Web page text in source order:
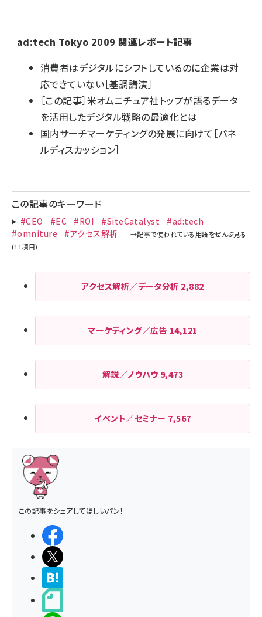
ad:tech Tokyo 2009 関連レポート記事
消費者はデジタルにシフトしているのに企業は対
応できていない［基調講演］
［この記事］米オムニチュア社トップが語るデータ
を活用したデジタル戦略の最適化とは
国内サーチマーケティングの発展に向けて［パネ
ルディスカッション］
この記事のキーワード
#CEO #EC #ROI #SiteCatalyst
#ad:tech
#omniture
#アクセス解析
アクセス解析／データ分析 2,882
マーケティング／広告 14,121
解説／ノウハウ 9,473
イベント／セミナー 7,567
この記事をシェアしてほしいパン！